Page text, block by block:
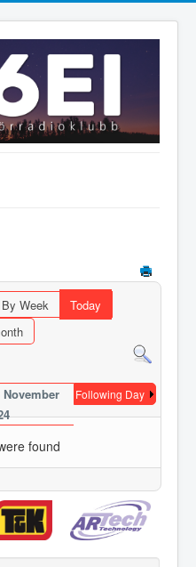
By Week
Today
November
Following Day
found